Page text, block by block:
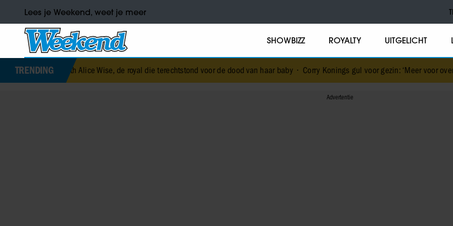
Lees je Weekend, weet je meer
SHOWBIZZ ROYALTY UITGELICHT
TRENDING
Alice Wise, de royal die terechtstond voor de dood van haar baby •Corry Konings gul voor gezin: ‘Meer voor over dan voor